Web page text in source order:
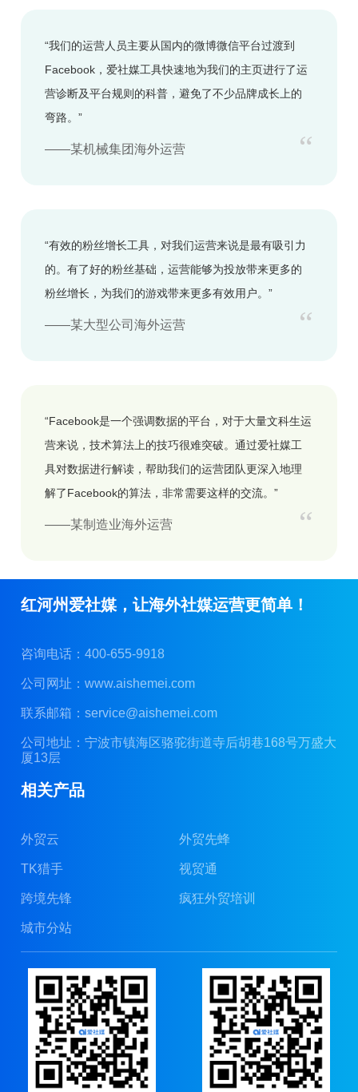
“我们的运营人员主要从国内的微博微信平台过渡到
Facebook，爱社媒工具快速地为我们的主页进行了运
营诊断及平台规则的科普，避免了不少品牌成长上的
弯路。”
——某机械集团海外运营 “
“有效的粉丝增长工具，对我们运营来说是最有吸引力
的。有了好的粉丝基础，运营能够为投放带来更多的
粉丝增长，为我们的游戏带来更多有效用户。”
——某大型公司海外运营 “
“Facebook是一个强调数据的平台，对于大量文科生运
营来说，技术算法上的技巧很难突破。通过爱社媒工
具对数据进行解读，帮助我们的运营团队更深入地理
解了Facebook的算法，非常需要这样的交流。”
——某制造业海外运营 “
红河州爱社媒，让海外社媒运营更简单！
咨询电话：400-655-9918
公司网址：www.aishemei.com
联系邮箱：service@aishemei.com
公司地址：宁波市镇海区骆驼街道寺后胡巷168号万盛大
厦13层
相关产品
外贸云 外贸先蜂
TK猎手 视贸通
跨境先锋 疯狂外贸培训
城市分站